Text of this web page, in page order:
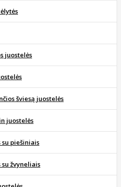
juostelės
šviesą juostelės
juostelės
su piešiniais
su žvyneliais